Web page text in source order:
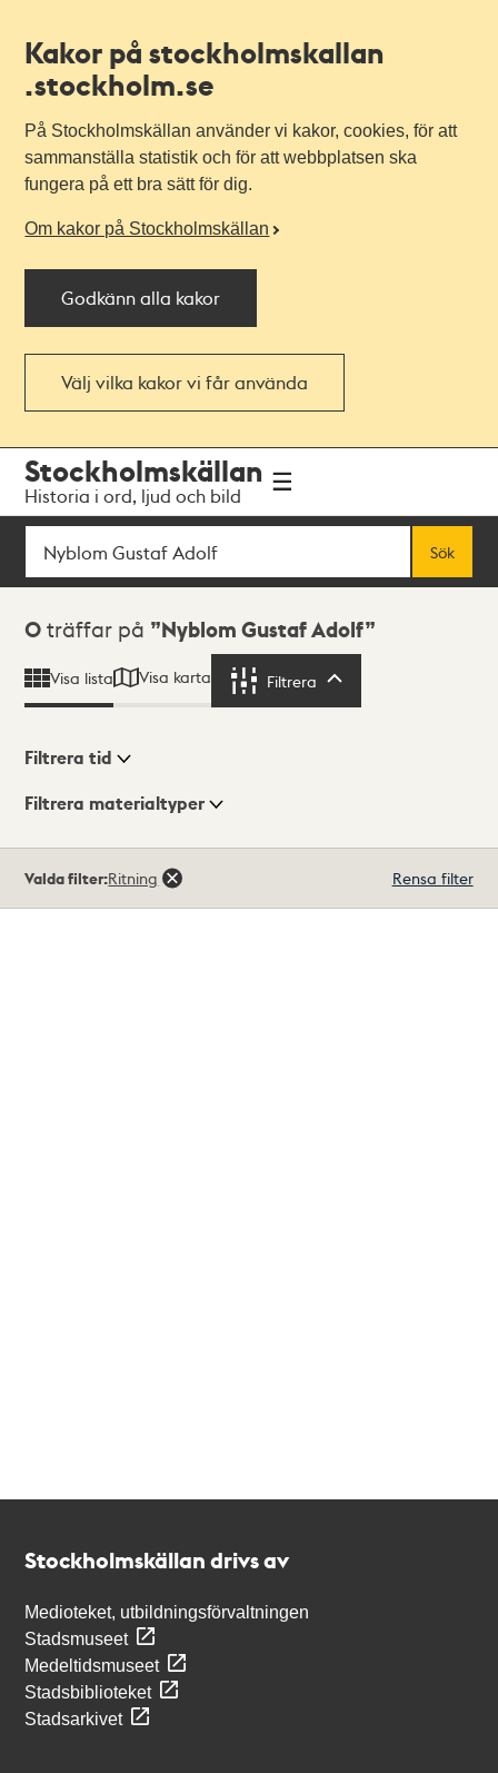
Kakor på stockholmskallan
.stockholm.se
På Stockholmskällan använder vi kakor, cookies, för att
sammanställa statistik och för att webbplatsen ska
fungera på ett bra sätt för dig.
Om kakor på Stockholmskällan
Godkänn alla kakor
Välj vilka kakor vi får använda
navigationen
huvudinnehållet
Stockholmskällan
Historia i ord, ljud och bild
Sök
Sök
Sökresultat
0 träffar på Nyblom Gustaf Adolf
Visa lista Visa karta Filtrera
Visningsläge
Filtrera tid
Filtrera materialtyper
träffar
Valda filter:Ritning Rensa filter
Stockholmskällan drivs av
Medioteket, utbildningsförvaltningen
Stadsmuseet
Medeltidsmuseet
Stadsbiblioteket
Stadsarkivet